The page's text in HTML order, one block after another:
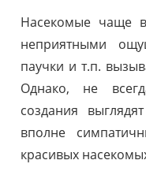
Насекомые чаще
неприятными
паучки и т.п.
Однако, не
создания
вполне
красивых